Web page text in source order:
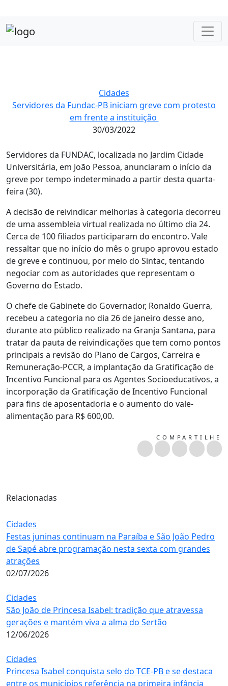
Cidades
Servidores da Fundac-PB iniciam greve com protesto
em frente a instituição
30/03/2022
Servidores da FUNDAC, localizada no Jardim Cidade
Universitária, em João Pessoa, anunciaram o início da
greve por tempo indeterminado a partir desta quarta-
feira (30).
A decisão de reivindicar melhorias à categoria decorreu
de uma assembleia virtual realizada no último dia 24.
Cerca de 100 filiados participaram do encontro. Vale
ressaltar que no início do mês o grupo aprovou estado
de greve e continuou, por meio do Sintac, tentando
negociar com as autoridades que representam o
Governo do Estado.
O chefe de Gabinete do Governador, Ronaldo Guerra,
recebeu a categoria no dia 26 de janeiro desse ano,
durante ato público realizado na Granja Santana, para
tratar da pauta de reivindicações que tem como pontos
principais a revisão do Plano de Cargos, Carreira e
Remuneração-PCCR, a implantação da Gratificação de
Incentivo Funcional para os Agentes Socioeducativos, a
incorporação da Gratificação de Incentivo Funcional
para fins de aposentadoria e o aumento do vale-
alimentação para R$ 600,00.
COMPARTILHE
Relacionadas
Cidades
Festas juninas continuam na Paraíba e São João Pedro
de Sapé abre programação nesta sexta com grandes
atrações
02/07/2026
Cidades
São João de Princesa Isabel: tradição que atravessa
gerações e mantém viva a alma do Sertão
12/06/2026
Cidades
Princesa Isabel conquista selo do TCE-PB e se destaca
entre os municípios referência na primeira infância